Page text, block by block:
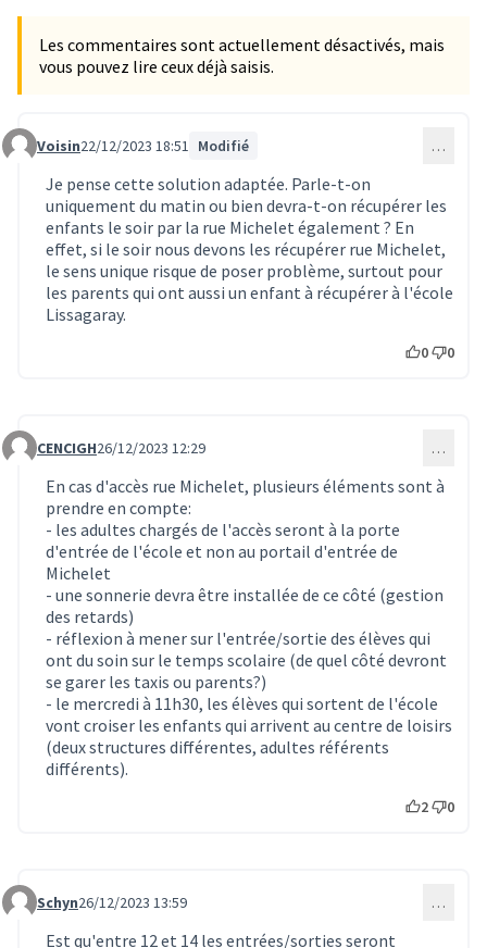
Les commentaires sont actuellement désactivés, mais
vous pouvez lire ceux déjà saisis.
Commentaire 282
Voisin22/12/2023 18:51 Modifié …
Je pense cette solution adaptée. Parle-t-on
uniquement du matin ou bien devra-t-on récupérer les
enfants le soir par la rue Michelet également ? En
effet, si le soir nous devons les récupérer rue Michelet,
le sens unique risque de poser problème, surtout pour
les parents qui ont aussi un enfant à récupérer à l'école
Lissagaray.
0 0
Commentaire 283
CENCIGH26/12/2023 12:29 …
En cas d'accès rue Michelet, plusieurs éléments sont à
prendre en compte:
- les adultes chargés de l'accès seront à la porte
d'entrée de l'école et non au portail d'entrée de
Michelet
- une sonnerie devra être installée de ce côté (gestion
des retards)
- réflexion à mener sur l'entrée/sortie des élèves qui
ont du soin sur le temps scolaire (de quel côté devront
se garer les taxis ou parents?)
- le mercredi à 11h30, les élèves qui sortent de l'école
vont croiser les enfants qui arrivent au centre de loisirs
(deux structures différentes, adultes référents
différents).
2 0
Commentaire 284
Schyn26/12/2023 13:59 …
Est qu'entre 12 et 14 les entrées/sorties seront